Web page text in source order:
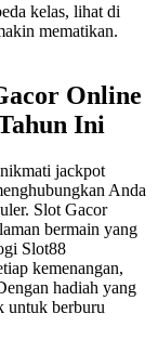
kelas, lihat di
mematikan.
Online
Ini
jackpot
Anda
Slot Gacor
bermain yang
Slot88
kemenangan,
hadiah yang
untuk berburu